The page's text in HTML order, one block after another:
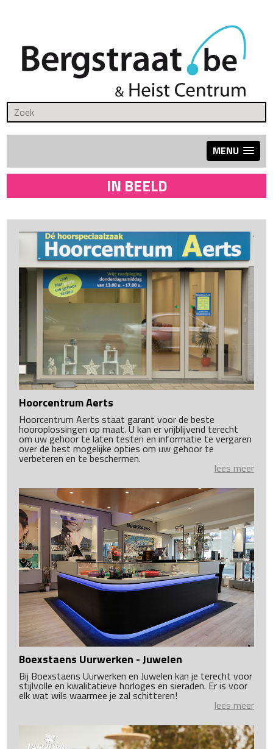
MENU
IN BEELD
Hoorcentrum Aerts
Hoorcentrum Aerts staat garant voor de beste
hooroplossingen op maat. U kan er vrijblijvend terecht
om uw gehoor te laten testen en informatie te vergaren
over de best mogelijke opties om uw gehoor te
verbeteren en te beschermen.
lees meer
Boexstaens Uurwerken - Juwelen
Bij Boexstaens Uurwerken en Juwelen kan je terecht voor
stijlvolle en kwalitatieve horloges en sieraden. Er is voor
elk wat wils waarmee je zal schitteren!
lees meer